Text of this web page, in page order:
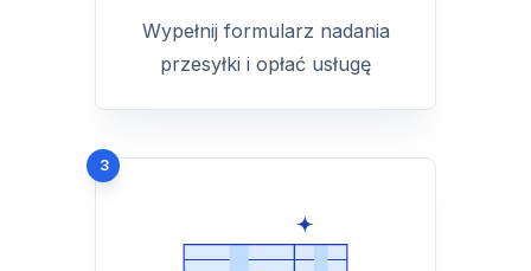
Wypełnij formularz nadania
przesyłki i opłać usługę
3